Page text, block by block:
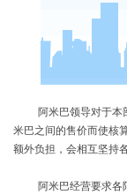
阿米巴领导对于本
米巴之间的售价而使核
额外负担，会相互坚持
阿米巴经营要求各